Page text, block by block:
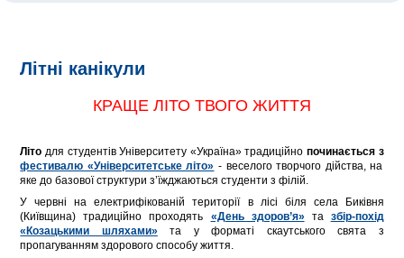
Літні канікули
КРАЩЕ ЛІТО ТВОГО ЖИТТЯ
Літо для студентів Університету «Україна» традиційнопочинається з
фестивалю «Університетське літо» - веселого творчого дійства, на
яке до базової структури з’їжджаються студенти з філій.
У червні на електрифікованій території в лісі біля села Биківня
(Київщина) традиційно проходять «День здоров’я» та збір-похід
«Козацькими шляхами» та у форматі скаутського свята з
пропагуванням здорового способу життя.